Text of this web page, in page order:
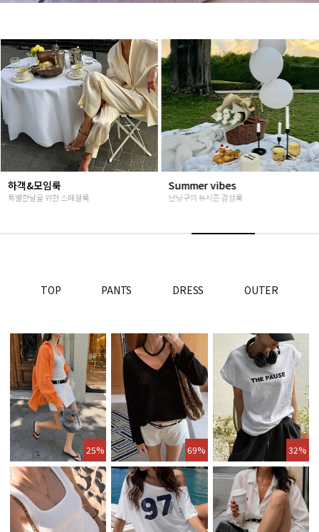
Summer vibes
난닝구의 뉴시즌 감성룩
베스트재진행
고객님들이 인정해주신 Steady seller
TOP PANTS DRESS OUTER
25% 69% 32%